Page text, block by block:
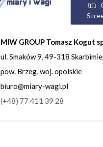
MIW GROUP Tomasz Kogut
ul. Smaków 9, 49-318
pow. Brzeg, woj. opolskie
biuro@miary-wagi.pl
(+48) 77 411 39 28